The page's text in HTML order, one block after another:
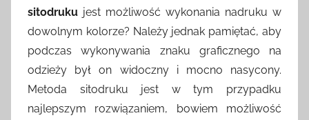
sitodruku jest możliwość wykonania nadruku w
dowolnym kolorze? Należy jednak pamiętać, aby
podczas wykonywania znaku graficznego na
odzieży był on widoczny i mocno nasycony.
Metoda sitodruku jest w tym przypadku
najlepszym rozwiązaniem, bowiem możliwość